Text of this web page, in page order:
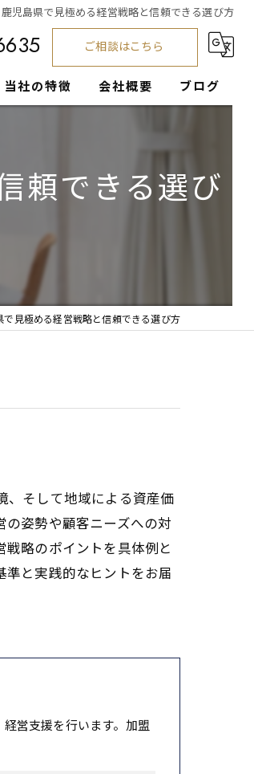
児島県で見極める経営戦略と信頼できる選び方
ご相談はこちら
当社の特徴
集客支援
注文住宅
営業
会社概要 ブログ
頼できる選び
見極める経営戦略と信頼できる選び方
、そして地域による資産価
姿勢や顧客ニーズへの対
略のポイントを具体例と
と実践的なヒントをお届
営支援を行います。加盟